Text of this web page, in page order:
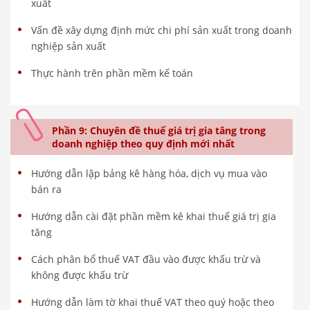
xuất
Vấn đề xây dựng định mức chi phí sản xuất trong doanh
nghiệp sản xuất
Thực hành trên phần mềm kế toán
Phần 9: Chuyên đề thuế giá trị gia tăng trong
doanh nghiệp theo quy định mới nhất
Hướng dẫn lập bảng kê hàng hóa, dịch vụ mua vào
bán ra
Hướng dẫn cài đặt phần mềm kê khai thuế giá trị gia
tăng
Cách phân bổ thuế VAT đầu vào được khấu trừ và
không được khấu trừ
Hướng dẫn làm tờ khai thuế VAT theo quý hoặc theo